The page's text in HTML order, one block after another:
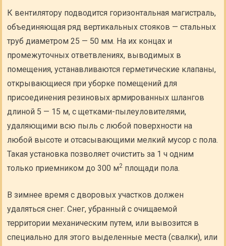
К вентилятору подводится горизонтальная магистраль,
объединяющая ряд вертикальных стояков — стальных
труб диаметром 25 — 50 мм. На их концах и
промежуточных ответвлениях, выводимых в
помещения, устанавливаются герметические клапаны,
открывающиеся при уборке помещений для
присоединения резиновых армированных шлангов
длиной 5 — 15 м, с щетками-пылеуловителями,
удаляющими всю пыль с любой поверхности на
любой высоте и отсасывающими мелкий мусор с пола.
Такая установка позволяет очистить за 1 ч одним
только приемником до 300 м2 площади пола.
В зимнее время с дворовых участков должен
удаляться снег. Снег, убранный с очищаемой
территории механическим путем, или вывозится в
специально для этого выделенные места (свалки), или